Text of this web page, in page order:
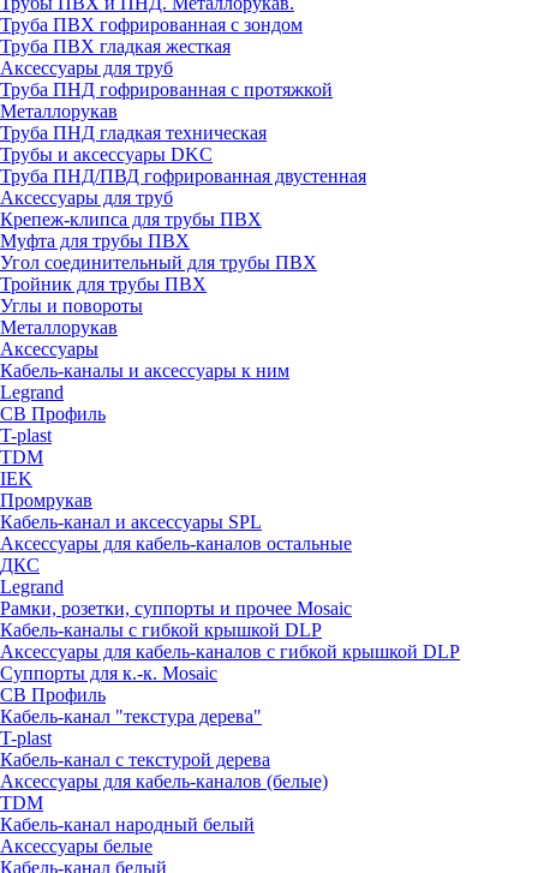
Труба ПВХ гофрированная с зондом
Труба ПВХ гладкая жесткая
Аксессуары для труб
Труба ПНД гофрированная с протяжкой
Металлорукав
Труба ПНД гладкая техническая
Трубы и аксессуары DKC
Труба ПНД/ПВД гофрированная двустенная
Аксессуары для труб
Крепеж-клипса для трубы ПВХ
Муфта для трубы ПВХ
Угол соединительный для трубы ПВХ
Тройник для трубы ПВХ
Углы и повороты
Металлорукав
Аксессуары
Кабель-каналы и аксессуары к ним
Legrand
СВ Профиль
T-plast
TDM
IEK
Промрукав
Кабель-канал и аксессуары SPL
Аксессуары для кабель-каналов остальные
ДКС
Legrand
Рамки, розетки, суппорты и прочее Mosaic
Кабель-каналы с гибкой крышкой DLP
Аксессуары для кабель-каналов с гибкой крышкой DLP
Суппорты для к.-к. Mosaic
СВ Профиль
Кабель-канал "текстура дерева"
T-plast
Кабель-канал с текстурой дерева
Аксессуары для кабель-каналов (белые)
TDM
Кабель-канал народный белый
Аксессуары белые
Кабель-канал белый